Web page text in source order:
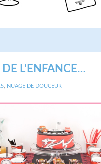
DE L’ENFANCE…
NUAGE DE DOUCEUR